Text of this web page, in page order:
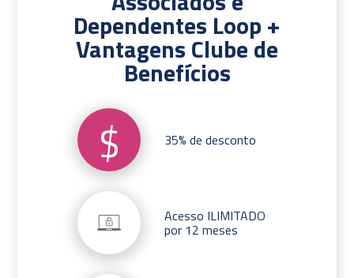
Dependentes Loop +
Vantagens Clube de
Benefícios
$ 35% de desconto
Acesso ILIMITADO
por 12 meses